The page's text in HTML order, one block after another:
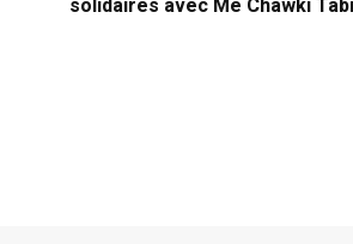
solidaires avec Me Chawki